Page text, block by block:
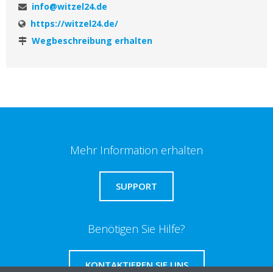
info@witzel24.de
https://witzel24.de/
Wegbeschreibung erhalten
Mehr Information erhalten
SUPPORT
Benötigen Sie Hilfe?
KONTAKTIEREN SIE UNS